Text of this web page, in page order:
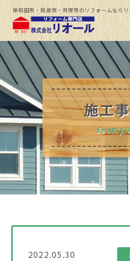
岸和田市・和泉市・貝塚市のリフォームなら
施工
2022.05.30